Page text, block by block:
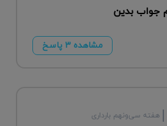
جواب بدین
مشاهده ۳ پاسخ
هفته سی‌ونهم بارداری